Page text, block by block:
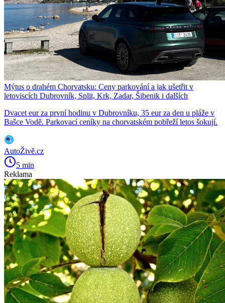
Mýtus o drahém Chorvatsku: Ceny parkování a jak ušetřit v
letoviscích Dubrovník, Split, Krk, Zadar, Šibenik i dalších
Dvacet eur za první hodinu v Dubrovníku, 35 eur za den u pláže v
Bašce Vodě. Parkovací ceníky na chorvatském pobřeží letos šokují.
AutoŽivě.cz
5 min
Reklama